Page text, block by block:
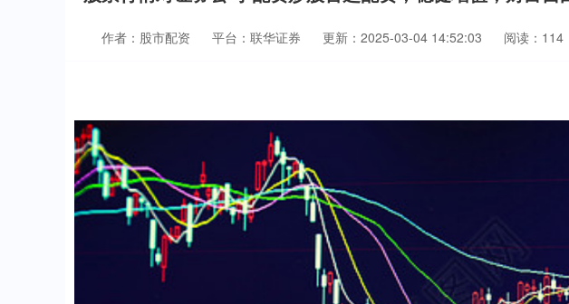
作者：股市配资 平台：联华证券 更新：2025-03-04 14:52:03 阅读：114